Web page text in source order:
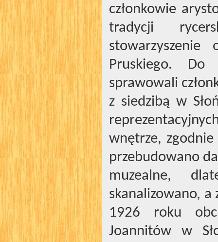
członkowie
tradycji
Pruskiego.
sprawowali
z siedzibą w
wnętrze,
przebudowano
muzealne,
skanalizowano,
1926 roku
Joannitów w